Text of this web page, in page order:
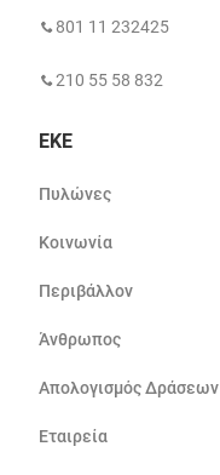
801 11 232425
210 55 58 832
ΕΚΕ
Πυλώνες
Κοινωνία
Περιβάλλον
Άνθρωπος
Απολογισμός Δράσεων
Εταιρεία